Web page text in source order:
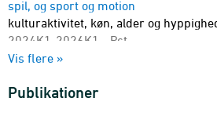
spil, og sport og motion
kulturaktivitet, køn, alder og
2024K1-2026K1 - Pct.
Forbrug af biograf, udøvende
kulturaktivitet, køn, alder og hyppighed
Vis flere »
Publikationer